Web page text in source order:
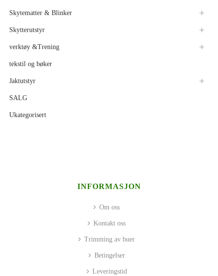
Skytematter & Blinker
Skytterutstyr
verktøy &Trening
tekstil og bøker
Jaktutstyr
SALG
Ukategorisert
INFORMASJON
Om oss
Kontakt oss
Trimming av buer
Betingelser
Leveringstid